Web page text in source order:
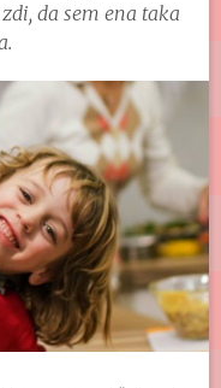
da sem ena taka